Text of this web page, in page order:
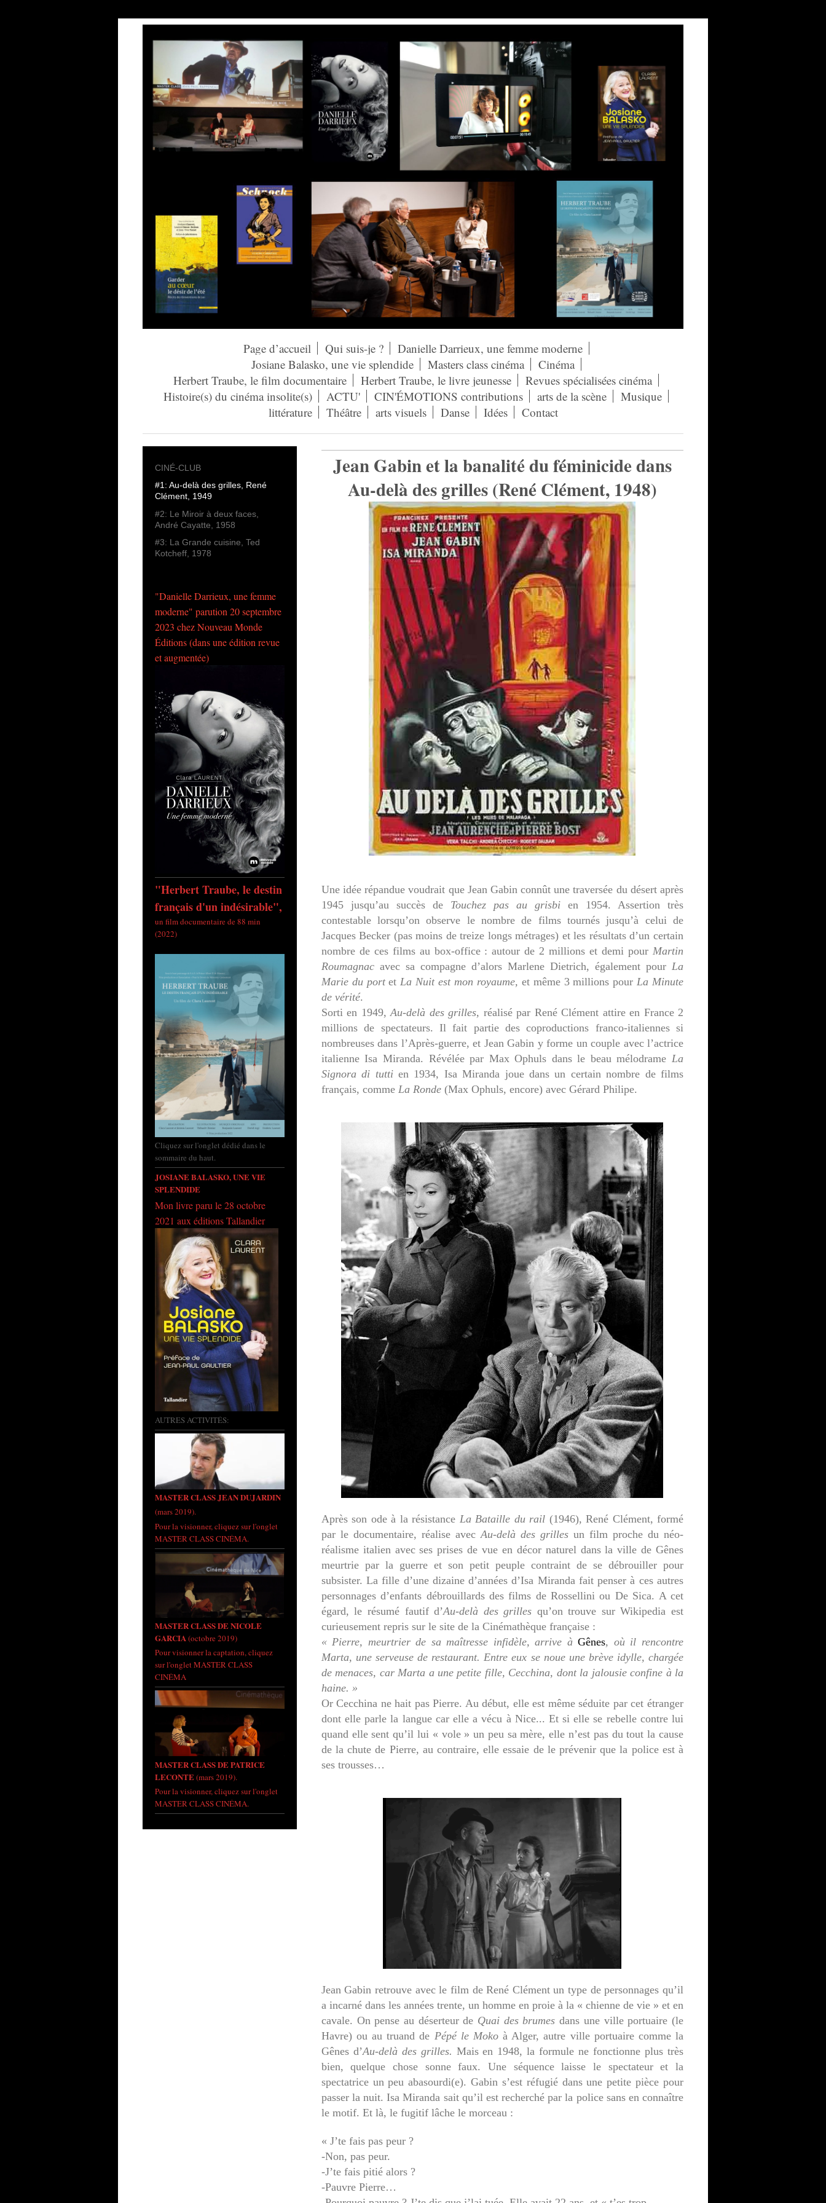
Page d’accueil Qui suis-je ?
Danielle Darrieux, une femme moderne
Josiane Balasko, une vie splendide
Masters class cinéma
Cinéma
Herbert Traube, le film documentaire
Herbert Traube, le livre jeunesse
Revues spécialisées cinéma
Histoire(s) du cinéma insolite(s)
ACTU' CIN'ÉMOTIONS contributions arts de la scène
Musique
littérature
Théâtre arts visuels Danse Idées Contact
Jean Gabin et la banalité du féminicide dans
Au-delà des grilles (René Clément, 1948)
Une idée répandue voudrait que Jean Gabin connût une traversée du désert après
1945 jusqu’au succès de Touchez pas au grisbien 1954. Assertion très
contestable lorsqu’on observe le nombre de films tournés jusqu’à celui de
Jacques Becker (pas moins de treize longs métrages) et les résultats d’un certain
nombre de ces films au box-office : autour de 2 millions et demi pour Martin
Roumagnacavec sa compagne d’alors Marlene Dietrich, également pour La
Marie du portetLa Nuit est mon royaume, et même 3 millions pourLa Minute
de vérité.
Sorti en 1949,Au-delà des grilles, réalisé par René Clément attire en France 2
millions de spectateurs. Il fait partie des coproductions franco-italiennes si
nombreuses dans l’Après-guerre, et Jean Gabin y forme un couple avec l’actrice
italienne Isa Miranda. Révélée par Max Ophuls dans le beau mélodrame La
Signora di tuttien 1934, Isa Miranda joue dans un certain nombre de films
français, comme La Ronde(Max Ophuls, encore) avec Gérard Philipe.
Après son ode à la résistance La Bataille du rail (1946), René Clément, formé
par le documentaire, réalise avecAu-delà des grillesun film proche du néo-
réalisme italien avec ses prises de vue en décor naturel dans la ville de Gênes
meurtrie par la guerre et son petit peuple contraint de se débrouiller pour
subsister. La fille d’une dizaine d’années d’Isa Miranda fait penser à ces autres
personnages d’enfants débrouillards des films de Rossellini ou De Sica. A cet
égard, le résumé fautif d’Au-delà des grilles qu’on trouve sur Wikipedia est
curieusement repris sur le site de la Cinémathèque française :
« Pierre, meurtrier de sa maîtresse infidèle, arrive àGênes, où il rencontre
Marta, une serveuse de restaurant. Entre eux se noue une brève idylle, chargée
de menaces, car Marta a une petite fille, Cecchina, dont la jalousie confine à la
haine. »
Or Cecchina ne hait pas Pierre. Au début, elle est même séduite par cet étranger
dont elle parle la langue car elle a vécu à Nice... Et si elle se rebelle contre lui
quand elle sent qu’il lui « vole » un peu sa mère, elle n’est pas du tout la cause
de la chute de Pierre, au contraire, elle essaie de le prévenir que la police est à
ses trousses…
Jean Gabin retrouve avec le film de René Clément un type de personnages qu’il
a incarné dans les années trente, un homme en proie à la « chienne de vie » et en
cavale. On pense au déserteur de Quai des brumes dans une ville portuaire (le
Havre) ou au truand de Pépé le Mokoà Alger, autre ville portuaire comme la
Gênes d’Au-delà des grilles. Mais en 1948, la formule ne fonctionne plus très
bien, quelque chose sonne faux. Une séquence laisse le spectateur et la
spectatrice un peu abasourdi(e). Gabin s’est réfugié dans une petite pièce pour
passer la nuit. Isa Miranda sait qu’il est recherché par la police sans en connaître
le motif. Et là, le fugitif lâche le morceau :
« J’te fais pas peur ?
-Non, pas peur.
-J’te fais pitié alors ?
-Pauvre Pierre…
CINÉ-CLUB
#1: Au-delà des grilles, René
Clément, 1949
#2: Le Miroir à deux faces,
André Cayatte, 1958
#3: La Grande cuisine, Ted
Kotcheff, 1978
"Danielle Darrieux, une femme
moderne" parution 20 septembre
2023 chez Nouveau Monde
Éditions (dans une édition revue
et augmentée)
"Herbert Traube, le destin
français d'un indésirable",
un film documentaire de 88 min
(2022)
Cliquez sur l'onglet dédié dans le
sommaire du haut.
JOSIANE BALASKO, UNE VIE
SPLENDIDE
Mon livre paru le 28 octobre
2021 aux éditions Tallandier
AUTRES ACTIVITÉS:
MASTER CLASS JEAN DUJARDIN
(mars 2019).
Pour la visionner, cliquez sur l'onglet
MASTER CLASS CINÉMA.
MASTER CLASS DE NICOLE
GARCIA(octobre 2019)
Pour visionner la captation, cliquez
sur l'onglet MASTER CLASS
CINÉMA
MASTER CLASS DE PATRICE
LECONTE(mars 2019).
Pour la visionner, cliquez sur l'onglet
MASTER CLASS CINÉMA.